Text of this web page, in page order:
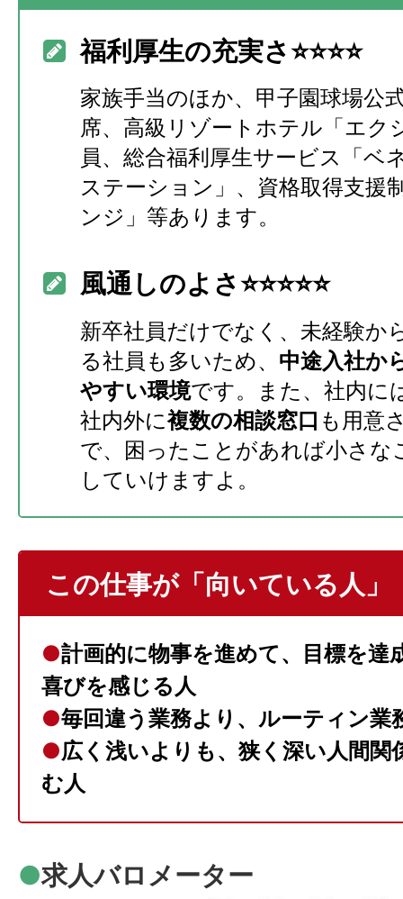
福利厚生の充実さ⭐️⭐️⭐⭐️
家族手当のほか、甲子園球場公
席、高級リゾートホテル「エク
員、総合福利厚生サービス「ベ
ステーション」、資格取得支援
ンジ」等あります。
風通しのよさ⭐️⭐️⭐️⭐⭐️
新卒社員だけでなく、未経験か
る社員も多いため、 中途入社か
やすい環境です。また、社内に
社内外に複数の相談窓口 も用意
で、困ったことがあれば小さな
していけますよ。
この仕事が「向いている人」
●計画的に物事を進めて、目標を達
喜びを感じる人
●毎回違う業務より、ルーティン業
●広く浅いよりも、狭く深い人間関
む人
●求人バロメーター